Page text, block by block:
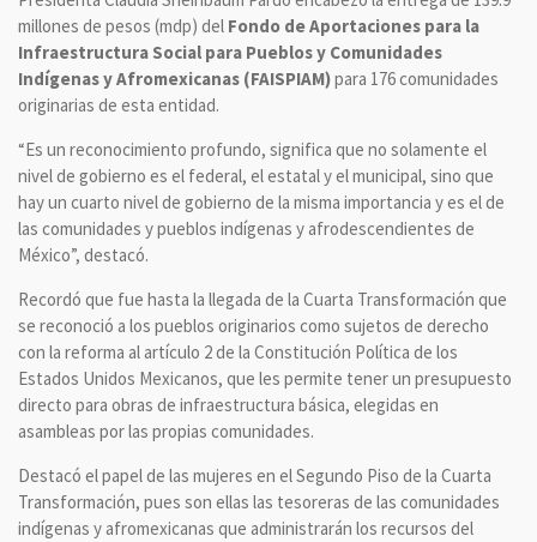
millones de pesos (mdp) del Fondo de Aportaciones para la
Infraestructura Social para Pueblos y Comunidades
Indígenas y Afromexicanas (FAISPIAM)para 176 comunidades
originarias de esta entidad.
“Es un reconocimiento profundo, significa que no solamente el
nivel de gobierno es el federal, el estatal y el municipal, sino que
hay un cuarto nivel de gobierno de la misma importancia y es el de
las comunidades y pueblos indígenas y afrodescendientes de
México”, destacó.
Recordó que fue hasta la llegada de la Cuarta Transformación que
se reconoció a los pueblos originarios como sujetos de derecho
con la reforma al artículo 2 de la Constitución Política de los
Estados Unidos Mexicanos, que les permite tener un presupuesto
directo para obras de infraestructura básica, elegidas en
asambleas por las propias comunidades.
Destacó el papel de las mujeres en el Segundo Piso de la Cuarta
Transformación, pues son ellas las tesoreras de las comunidades
indígenas y afromexicanas que administrarán los recursos del